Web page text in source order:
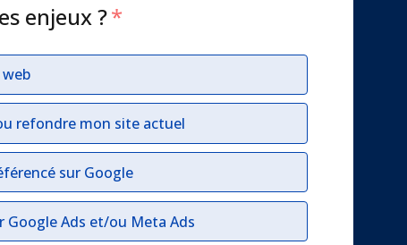
enjeux ?*
refondre mon site actuel
sur Google
Google Ads et/ou Meta Ads